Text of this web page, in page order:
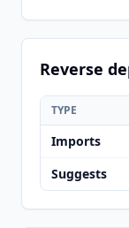
Reverse
TYPE
Imports
Suggests